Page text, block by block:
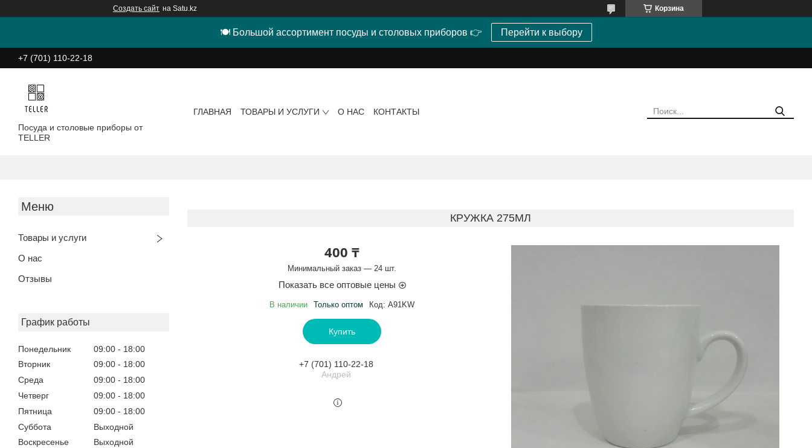
Создать сайт на Satu.kz Корзина
🍽 Большой ассортимент посуды и столовых приборов 👉 Перейти к выбору
+7 (701) 110-22-18
Посуда и столовые приборы от
TELLER
ГЛАВНАЯ ТОВАРЫ И УСЛУГИ О НАС КОНТАКТЫ
Товары и услуги
О нас
Отзывы
График работы
Понедельник 09:00
18:00
Вторник
09:00
18:00
Среда
09:00
18:00
Четверг
09:00
18:00
Пятница
09:00
18:00
Суббота
Выходной
Воскресенье
Выходной
КРУЖКА 275МЛ
400 ₸
Минимальный заказ — 24 шт.
Показать все оптовые цены
В наличии Только оптом Код: A91KW
Купить
+7 (701) 110-22-18
Андрей